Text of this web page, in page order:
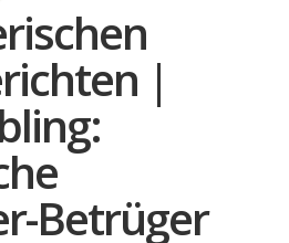
|
Betrüger